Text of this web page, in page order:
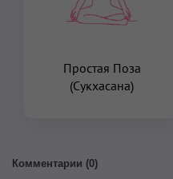
Простая Поза
(Сукхасана)
Комментарии (0)